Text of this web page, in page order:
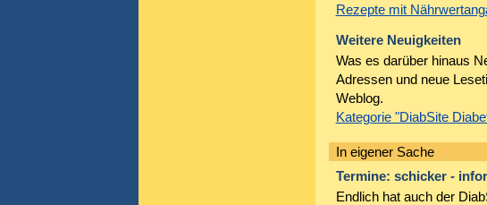
Rezepte mit
Weitere Neuigkeiten
Was es darüber hinaus
Adressen und neue
Weblog.
Kategorie "DiabSite
In eigener Sache
Termine: schicker -
Endlich hat auch der